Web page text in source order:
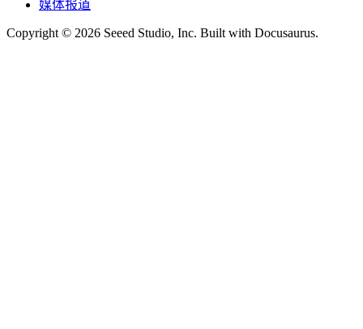
媒体报道
Copyright © 2026 Seeed Studio, Inc. Built with Docusaurus.